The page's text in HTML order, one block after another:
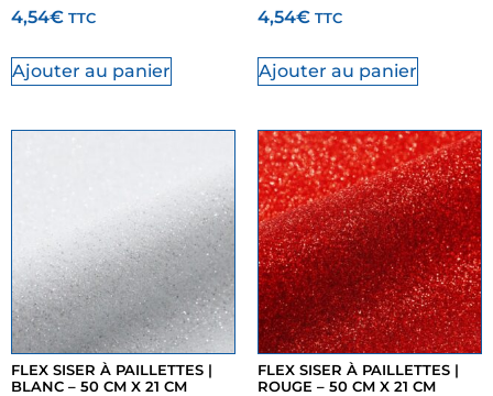
4,54€ TTC
Ajouter au panier
4,54€ TTC
Ajouter au panier
FLEX SISER À PAILLETTES |
BLANC – 50 CM X 21 CM
FLEX SISER À PAILLETTES |
ROUGE – 50 CM X 21 CM